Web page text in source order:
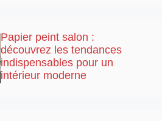
Papier peint salon :
découvrez les tendances
indispensables pour un
intérieur moderne